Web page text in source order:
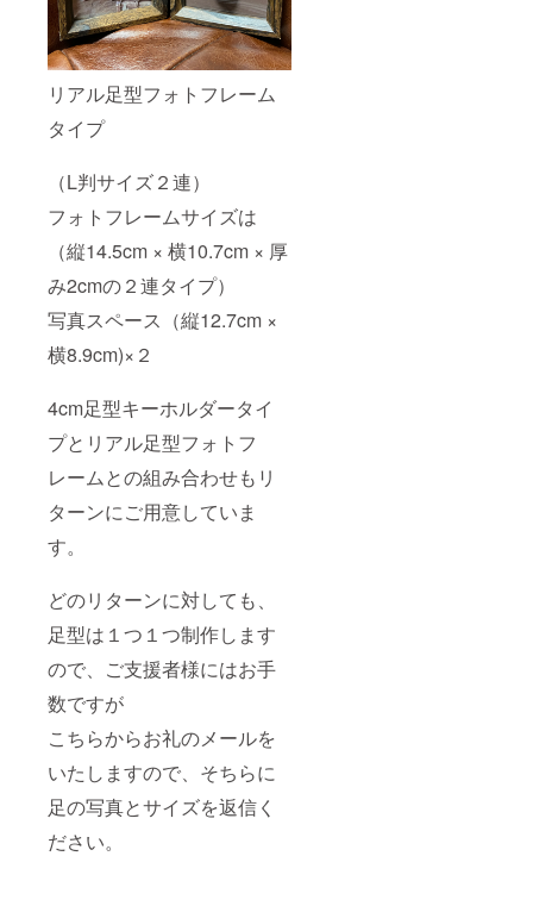
リアル足型フォトフレーム
タイプ
（L判サイズ２連）
フォトフレームサイズは
（縦14.5cm × 横10.7cm × 厚
み2cmの２連タイプ）
写真スペース（縦12.7cm ×
横8.9cm)×２
4cm足型キーホルダータイ
プとリアル足型フォトフ
レームとの組み合わせもリ
ターンにご用意していま
す。
どのリターンに対しても、
足型は１つ１つ制作します
ので、ご支援者様にはお手
数ですが
こちらからお礼のメールを
いたしますので、そちらに
足の写真とサイズを返信く
ださい。